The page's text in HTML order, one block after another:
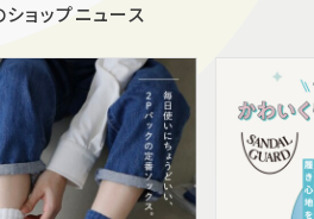
ョップニュース